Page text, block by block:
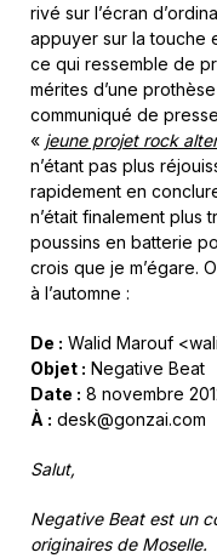
rivé sur l’écran
appuyer sur la touche
ce qui ressemble de
mérites d’une
communiqué de
« jeune projet rock
n’étant pas plus
rapidement en
n’était finalement plus
poussins en batterie
crois que je m’égare.
à l’automne :
De : Walid Marouf
Objet : Negative Beat
Date : 8 novembre
À : desk@gonzai.com
Salut,
Negative Beat est un
originaires de Moselle.